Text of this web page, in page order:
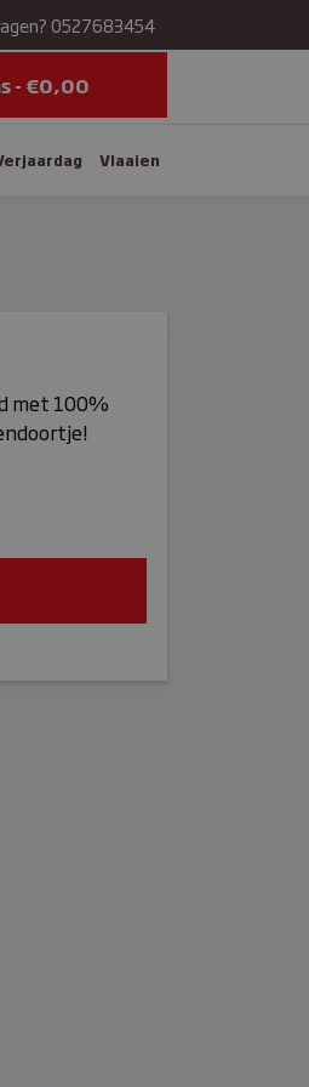
0527683454
- €0,00
Vlaaien
met 100%